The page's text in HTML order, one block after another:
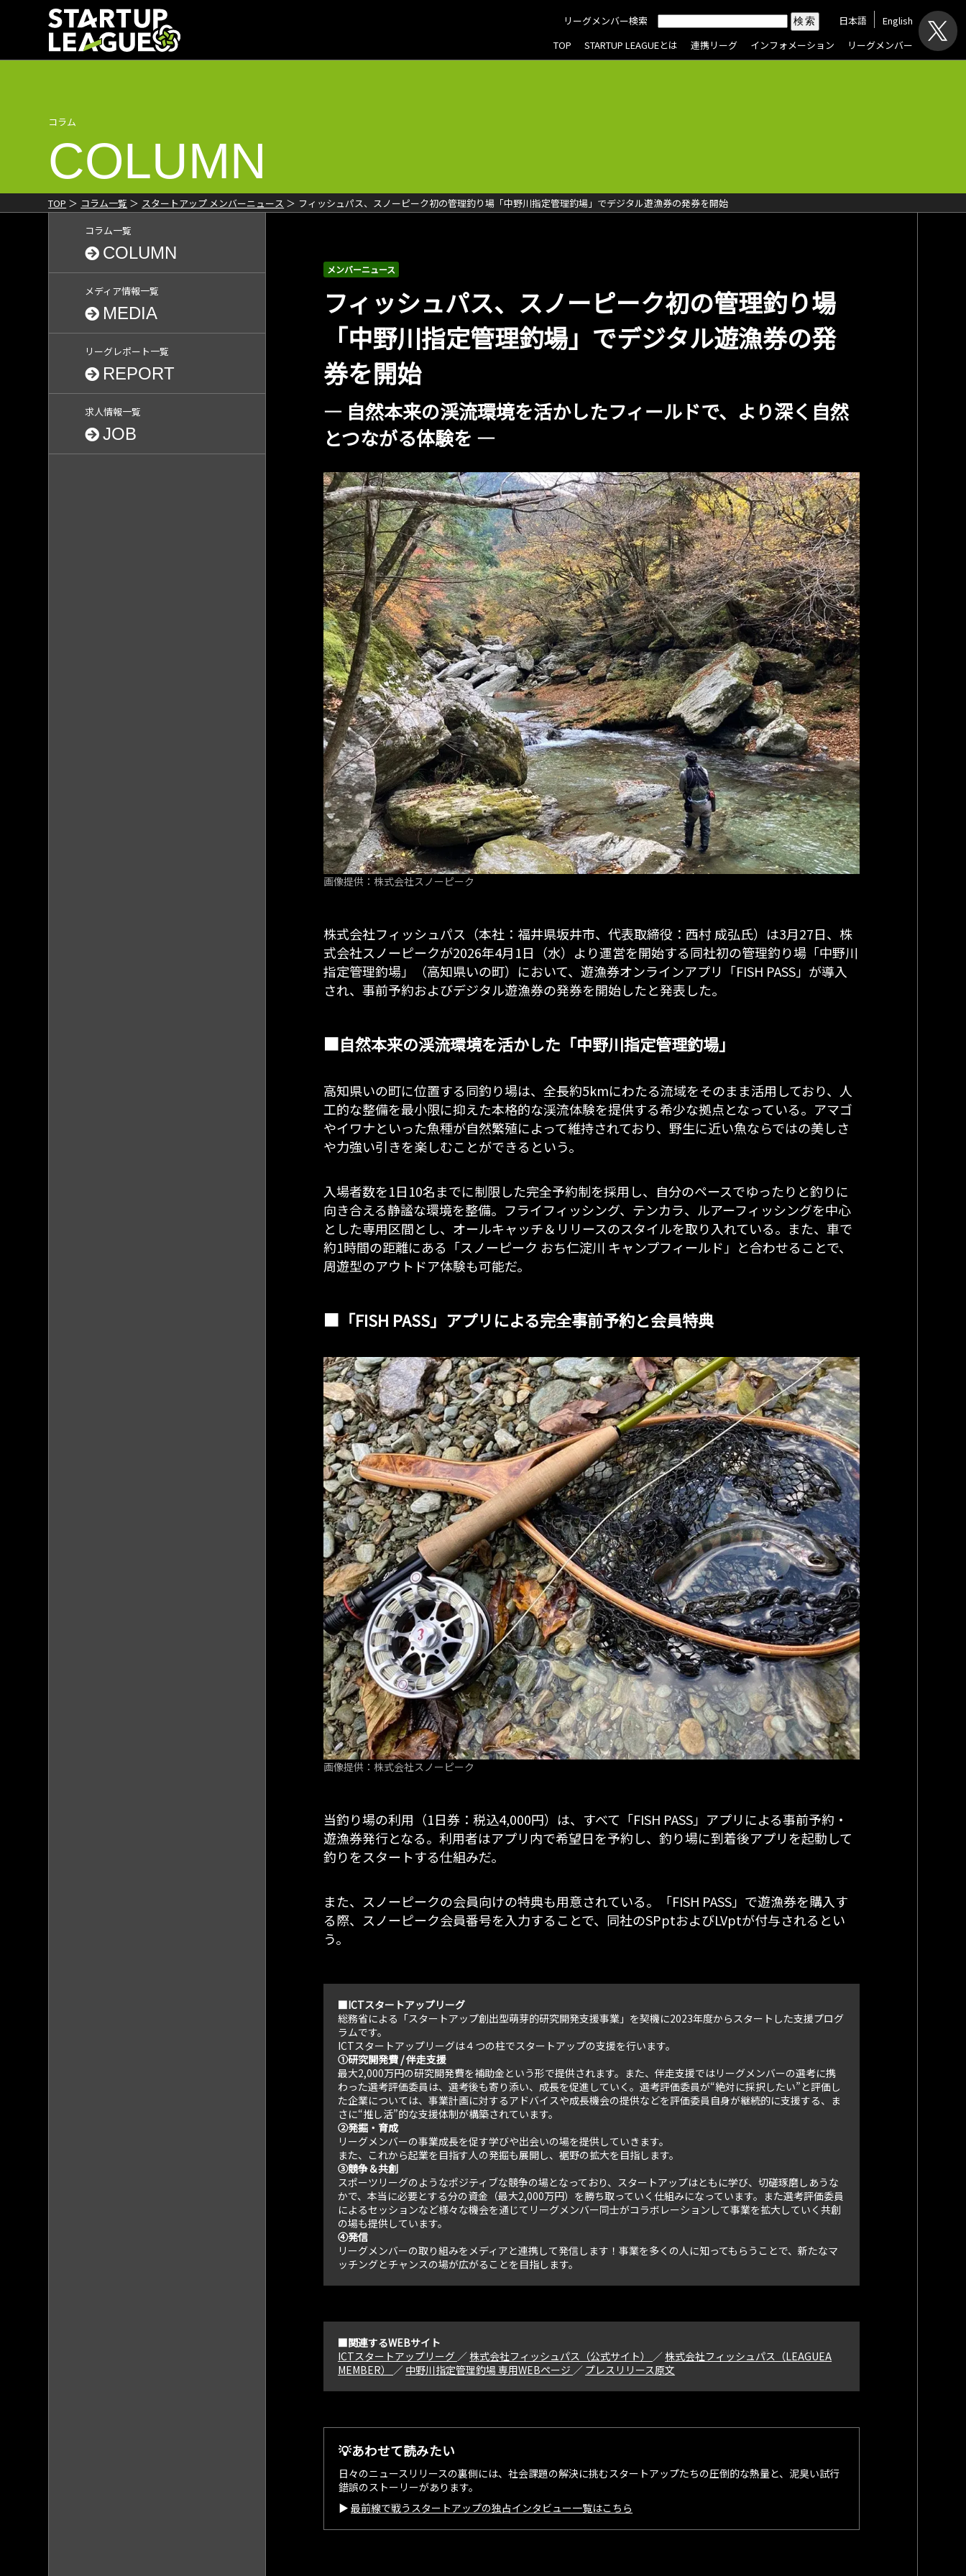
リーグメンバー検索 日本語
English
TOP
STARTUP LEAGUEとは 連携リーグ インフォメーション リーグメンバー
コラム
COLUMN
TOP コラム一覧 スタートアップ メンバーニュース
フィッシュパス、スノーピーク初の管理釣り場「中野川指定管理釣場」でデジタル遊漁券の発券を開始
コラム一覧
COLUMN
メディア情報一覧
MEDIA
リーグレポート一覧
REPORT
求人情報一覧
JOB
メンバーニュース
フィッシュパス、スノーピーク初の管理釣り場
「中野川指定管理釣場」でデジタル遊漁券の発
券を開始
― 自然本来の渓流環境を活かしたフィールドで、より深く自然
とつながる体験を ―
画像提供：株式会社スノーピーク
株式会社フィッシュパス（本社：福井県坂井市、代表取締役：西村 成弘氏）は3月27日、株
式会社スノーピークが2026年4月1日（水）より運営を開始する同社初の管理釣り場「中野川
指定管理釣場」（高知県いの町）において、遊漁券オンラインアプリ「FISH PASS」が導入
され、事前予約およびデジタル遊漁券の発券を開始したと発表した。
■自然本来の渓流環境を活かした「中野川指定管理釣場」
高知県いの町に位置する同釣り場は、全長約5kmにわたる流域をそのまま活用しており、人
工的な整備を最小限に抑えた本格的な渓流体験を提供する希少な拠点となっている。アマゴ
やイワナといった魚種が自然繁殖によって維持されており、野生に近い魚ならではの美しさ
や力強い引きを楽しむことができるという。
入場者数を1日10名までに制限した完全予約制を採用し、自分のペースでゆったりと釣りに
向き合える静謐な環境を整備。フライフィッシング、テンカラ、ルアーフィッシングを中心
とした専用区間とし、オールキャッチ＆リリースのスタイルを取り入れている。また、車で
約1時間の距離にある「スノーピーク おち仁淀川 キャンプフィールド」と合わせることで、
周遊型のアウトドア体験も可能だ。
■「FISH PASS」アプリによる完全事前予約と会員特典
画像提供：株式会社スノーピーク
当釣り場の利用（1日券：税込4,000円）は、すべて「FISH PASS」アプリによる事前予約・
遊漁券発行となる。利用者はアプリ内で希望日を予約し、釣り場に到着後アプリを起動して
釣りをスタートする仕組みだ。
また、スノーピークの会員向けの特典も用意されている。「FISH PASS」で遊漁券を購入す
る際、スノーピーク会員番号を入力することで、同社のSPptおよびLVptが付与されるとい
う。
■ICTスタートアップリーグ
総務省による「スタートアップ創出型萌芽的研究開発支援事業」を契機に2023年度からスタートした支援プログ
ラムです。
ICTスタートアップリーグは４つの柱でスタートアップの支援を行います。
①研究開発費 / 伴走支援
最大2,000万円の研究開発費を補助金という形で提供されます。また、伴走支援ではリーグメンバーの選考に携
わった選考評価委員は、選考後も寄り添い、成長を促進していく。選考評価委員が“絶対に採択したい”と評価し
た企業については、事業計画に対するアドバイスや成長機会の提供などを評価委員自身が継続的に支援する、ま
さに“推し活”的な支援体制が構築されています。
②発掘・育成
リーグメンバーの事業成長を促す学びや出会いの場を提供していきます。
また、これから起業を目指す人の発掘も展開し、裾野の拡大を目指します。
③競争＆共創
スポーツリーグのようなポジティブな競争の場となっており、スタートアップはともに学び、切磋琢磨しあうな
かで、本当に必要とする分の資金（最大2,000万円）を勝ち取っていく仕組みになっています。また選考評価委員
によるセッションなど様々な機会を通じてリーグメンバー同士がコラボレーションして事業を拡大していく共創
の場も提供しています。
④発信
リーグメンバーの取り組みをメディアと連携して発信します！事業を多くの人に知ってもらうことで、新たなマ
ッチングとチャンスの場が広がることを目指します。
■関連するWEBサイト
ICTスタートアップリーグ ／株式会社フィッシュパス（公式サイト） ／株式会社フィッシュパス（LEAGUEA
MEMBER） ／ 中野川指定管理釣場 専用WEBページ ／ プレスリリース原文
💡あわせて読みたい
日々のニュースリリースの裏側には、社会課題の解決に挑むスタートアップたちの圧倒的な熱量と、泥臭い試行
錯誤のストーリーがあります。
▶︎最前線で戦うスタートアップの独占インタビュー一覧はこちら